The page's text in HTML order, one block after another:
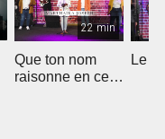
22 min
Que ton nom
raisonne en ce
Le